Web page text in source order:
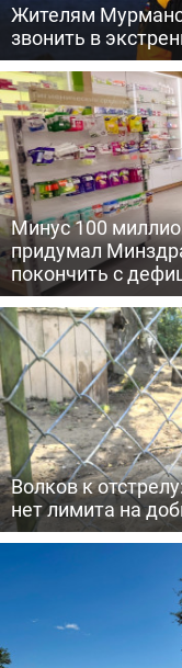
Жителям
звонить в
Минус 100
придумал
покончить с
Волков к
нет лимита на